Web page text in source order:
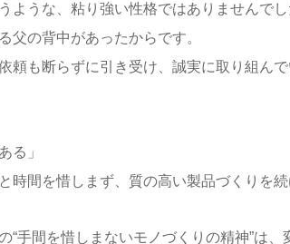
うな、粘り強い性格ではありませんでし
父の背中があったからです。
頼も断らずに引き受け、誠実に取り組ん
る」
間を惜しまず、質の高い製品づくりを続
手間を惜しまないモノづくりの精神”は